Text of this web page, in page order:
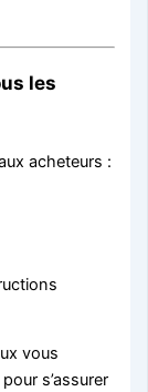
les
acheteurs :
vous
s’assurer